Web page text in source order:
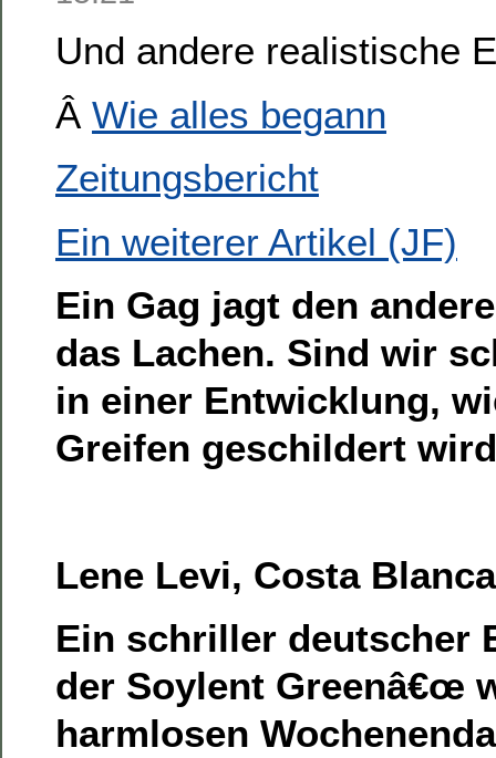
Und andere realistische
Â Wie alles begann
Zeitungsbericht
Ein weiterer Artikel (JF)
Ein Gag jagt den
das Lachen. Sind wir
in einer Entwicklung,
Greifen geschildert
Lene Levi, Costa
Ein schriller deutscher
der Soylent Greenâ€œ
harmlosen